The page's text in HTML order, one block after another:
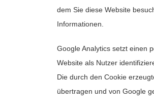
dem Sie diese Website
Informationen.
Google Analytics setzt einen
Website als Nutzer
Die durch den Cookie
übertragen und von Google